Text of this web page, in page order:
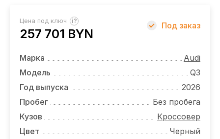
КОНТАКТЫ
Цена под ключ ?
257 701 BYN
Под заказ
Марка
Audi
Модель
Q3
Год выпуска
2026
Пробег
Без пробега
Кузов
Кроссовер
Цвет
Черный